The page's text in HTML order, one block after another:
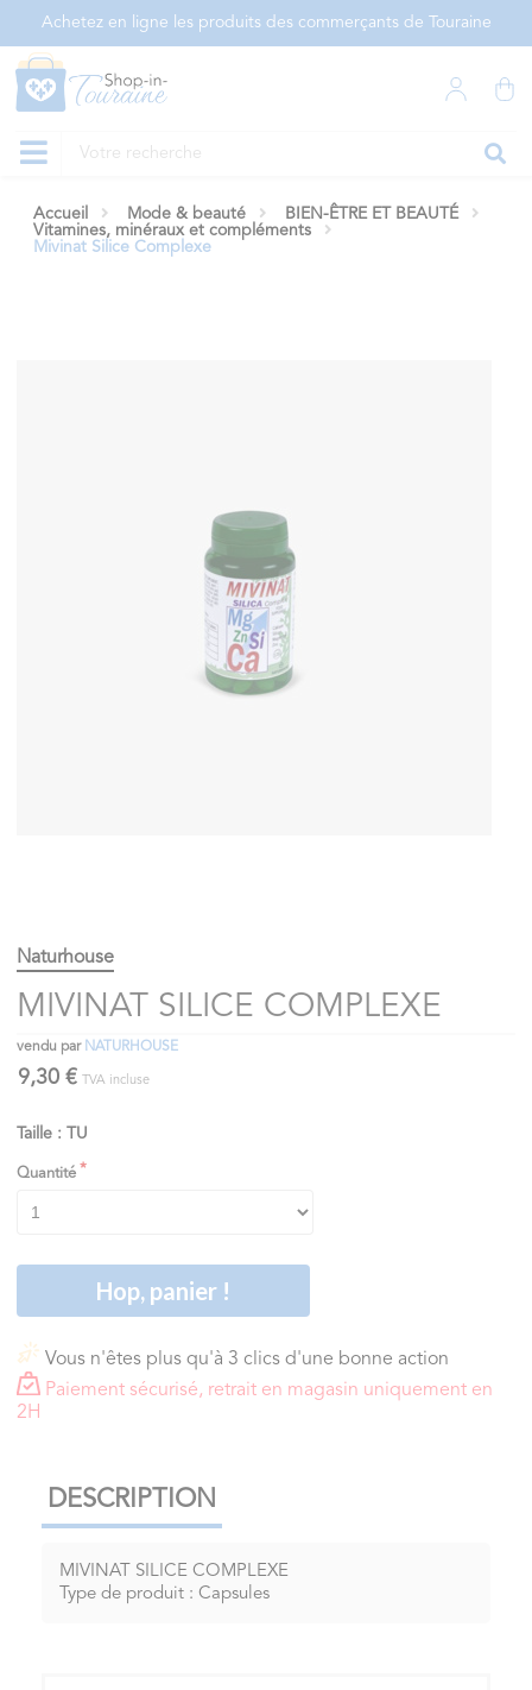
Achetez en ligne les produits des commerçants de Touraine
Accueil Mode & beauté
BIEN-ÊTRE ET BEAUTÉ
Vitamines, minéraux et compléments
Mivinat Silice Complexe
Naturhouse
MIVINAT SILICE COMPLEXE
vendu par NATURHOUSE
9,30 € TVA incluse
Taille : TU
Quantité
Hop, panier !
Vous n'êtes plus qu'à 3 clics d'une bonne action
Paiement sécurisé, retrait en magasin uniquement en
2H
DESCRIPTION
MIVINAT SILICE COMPLEXE
Type de produit : Capsules
Panneau de gestion des cookies